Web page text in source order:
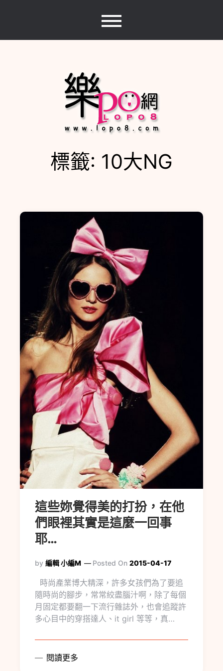
分享你的樂事，樂PO吧~
標籤: 10大NG
這些妳覺得美的打扮，在他
們眼裡其實是這麼一回事
耶…
by 編輯 小編M Posted On 2015-04-17
時尚產業博大精深，許多女孩們為了要追
隨時尚的腳步，常常絞盡腦汁啊，除了每個
月固定都要翻一下流行雜誌外，也會追蹤許
多心目中的穿搭達人、it girl 等等，真…
閱讀更多